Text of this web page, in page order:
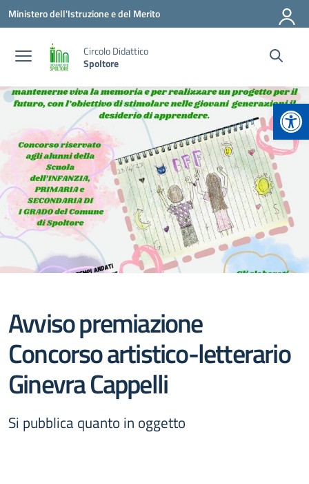
Vai ai contenuti
Vai al menu di navigazione
Vai al footer
Ministero dell'Istruzione e del Merito
Circolo Didattico
Spoltore
Avviso premiazione
Concorso artistico-letterario
Ginevra Cappelli
Si pubblica quanto in oggetto